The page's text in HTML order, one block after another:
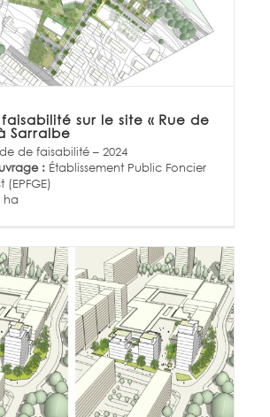
sur le site « Rue de
Sarralbe
de faisabilité – 2024
:Établissement Public Foncier
ha